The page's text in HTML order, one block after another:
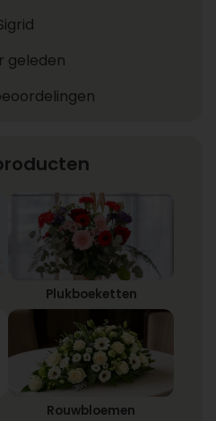
geleden
Plukboeketten
Rouwbloemen